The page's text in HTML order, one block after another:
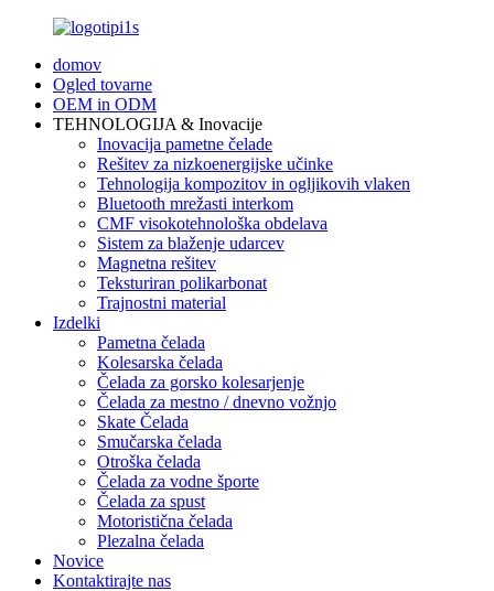
domov
Ogled tovarne
OEM in ODM
TEHNOLOGIJA & Inovacije
Inovacija pametne čelade
Rešitev za nizkoenergijske učinke
Tehnologija kompozitov in ogljikovih vlaken
Bluetooth mrežasti interkom
CMF visokotehnološka obdelava
Sistem za blaženje udarcev
Magnetna rešitev
Teksturiran polikarbonat
Trajnostni material
Izdelki
Pametna čelada
Kolesarska čelada
Čelada za gorsko kolesarjenje
Čelada za mestno / dnevno vožnjo
Skate Čelada
Smučarska čelada
Otroška čelada
Čelada za vodne športe
Čelada za spust
Motoristična čelada
Plezalna čelada
Novice
Kontaktirajte nas